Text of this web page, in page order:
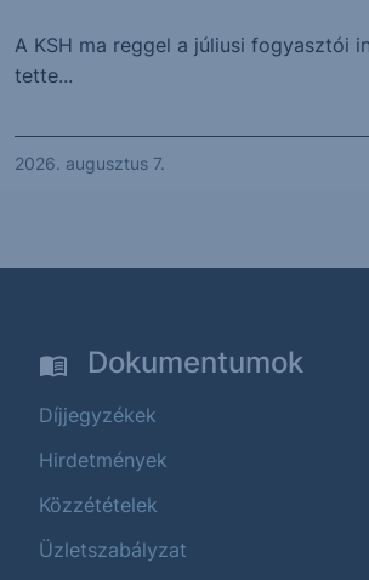
A KSH ma reggel a júliusi fogyasztói
tette...
2026. augusztus 7.
Dokumentumok
Díjjegyzékek
Hirdetmények
Közzétételek
Üzletszabályzat